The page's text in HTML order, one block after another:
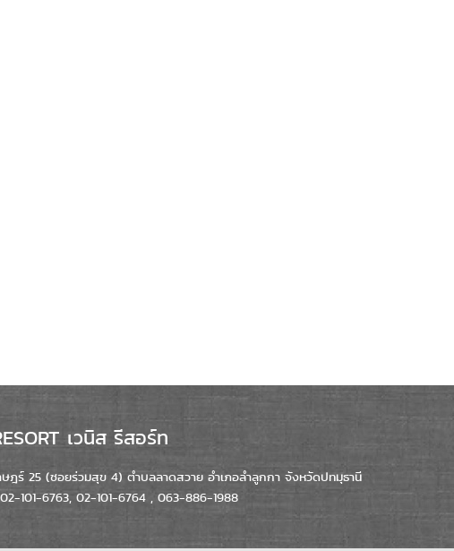
เวนิส รีสอร์ท
ษฎร์ 25 (ซอยร่วมสุข 4) ตำบลลาดสวาย อำเภอลำลูกกา จังหวัดปทมุธานี
101-6763, 02-101-6764 , 063-886-1988